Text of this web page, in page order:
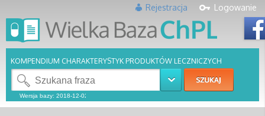
Logowanie
Rejestracja
KOMPENDIUM CHARAKTERYSTYK PRODUKTÓW LECZNICZYCH